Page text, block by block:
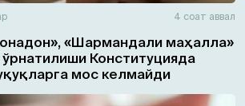
4 соат аввал
«Шармандали маҳалла»
Конституцияда
мос келмайди